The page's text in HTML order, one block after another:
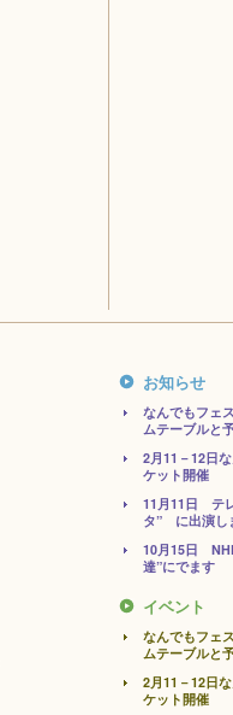
お知らせ
なんでもフェ
ムテーブルと
2月11－12日
ケット開催
11月11日 テ
タ” に出演し
10月15日
達”にでます
イベント
なんでもフェ
ムテーブルと
2月11－12日
ケット開催